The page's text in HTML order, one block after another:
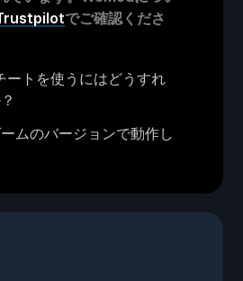
でご確認くださ
ートを使うにはどうすれ
ムのバージョンで動作し